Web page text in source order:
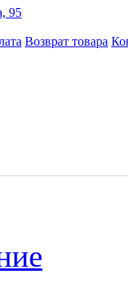
95
Возврат товара